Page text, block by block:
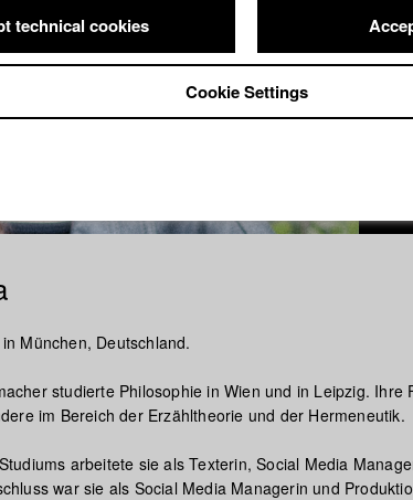
München, Deutschland.
studierte Philosophie in Wien und in Leipzig. Ihre
im Bereich der Erzähltheorie und der Hermeneutik.
arbeitete sie als Texterin, Social Media
war sie als Social Media Managerin und
technical cookies
Cookie Settings